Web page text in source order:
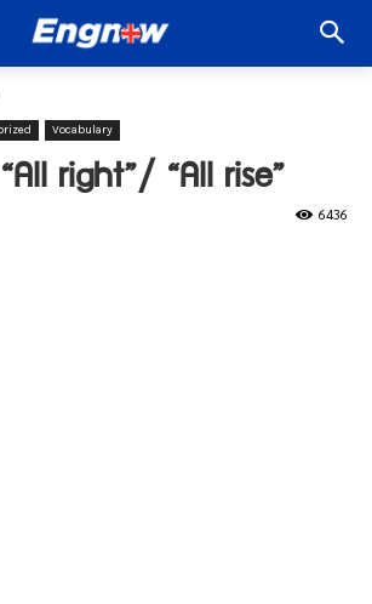
Vocabulary
right”/ “All rise”
6436